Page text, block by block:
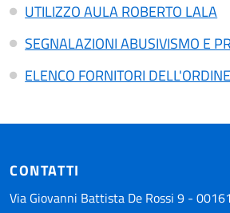
UTILIZZO AULA ROBERTO LALA
SEGNALAZIONI ABUSIVISMO E
ELENCO FORNITORI DELL'ORDINE
CONTATTI
Via Giovanni Battista De Rossi 9 -